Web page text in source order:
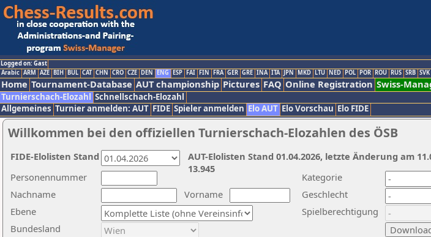
Logged on: Gast
Arabic ARM AZE BIH BUL CAT CHN CRO CZE DEN ENG ESP FAI FIN FRA GER GRE INA ITA JPN MKD LTU NED POL POR ROU RUS SRB SVK
Home Tournament-Database AUT championship Pictures FAQ Online Registration Swiss-
Turnierschach-Elozahl Schnellschach-Elozahl
Allgemeines Turnier anmelden: AUT FIDE Spieler anmelden Elo AUT Elo Vorschau Elo FIDE
Willkommen bei den offiziellen Turnierschach-Elozahlen des ÖSB
Nachname
Vorname
Ebene
Kategorie
Personennummer
Bundesland
Geschlecht
Spielberechtigung
AUT-Elolisten Stand 01.04.2026, letzte Änderung am
13.945
FIDE-Elolisten Stand